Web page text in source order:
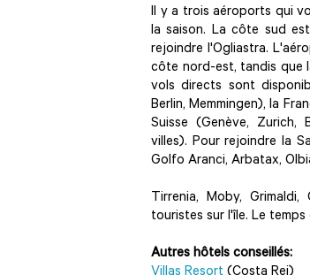
Il y a trois aéroports qui
la saison. La côte sud
rejoindre l'Ogliastra.
côte nord-est, tandis que
vols directs sont
Berlin, Memmingen), la
Suisse (Genève, Zurich,
villes). Pour rejoindre la
Golfo Aranci, Arbatax,
Tirrenia, Moby,
touristes sur l'île. Le
Autres hôtels conseillés: